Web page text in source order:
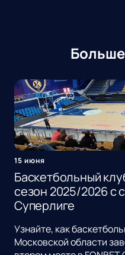
15 июня
Баскетбольный
сезон 2025/2026 с
Суперлиге
Узнайте, как
Московской области